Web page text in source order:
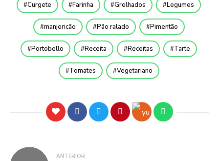
Curgete Farinha Grelhados Legumes
manjericão Pão ralado Pimentão
Portobello Receita Receitas Tarte
Tomates Vegetariano
ANTERIOR